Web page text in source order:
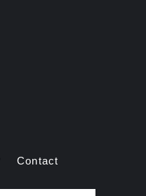
Contact